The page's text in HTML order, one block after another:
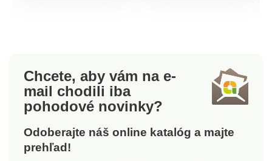
Materiál: plast, farba
biela. Rozmery: 270 x
95 x 380 mm
Chcete, aby vám na e-
mail chodili iba
pohodové novinky?
Odoberajte náš online katalóg a majte
prehľad!